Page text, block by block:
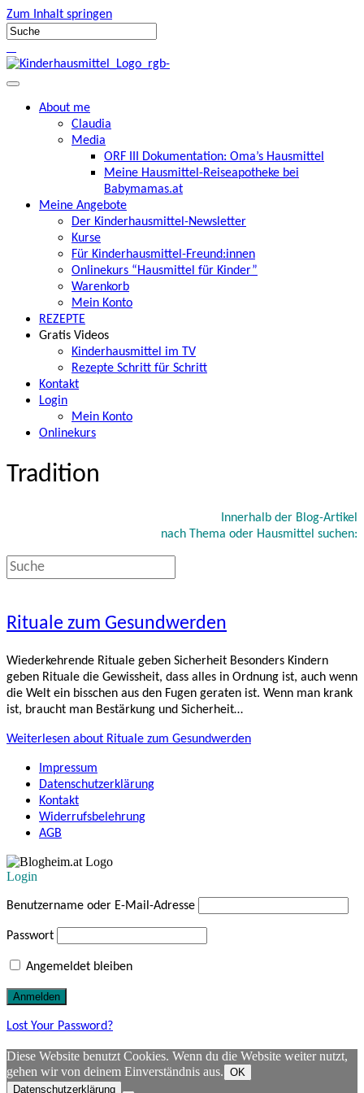
Zum Inhalt springen
About me
Claudia
Media
ORF III Dokumentation: Oma’s Hausmittel
Meine Hausmittel-Reiseapotheke bei
Babymamas.at
Meine Angebote
Der Kinderhausmittel-Newsletter
Kurse
Für Kinderhausmittel-Freund:innen
Onlinekurs “Hausmittel für Kinder”
Warenkorb
Mein Konto
REZEPTE
Gratis Videos
Kinderhausmittel im TV
Rezepte Schritt für Schritt
Kontakt
Login
Mein Konto
Onlinekurs
Tradition
Innerhalb der Blog-Artikel
nach Thema oder Hausmittel suchen:
Rituale zum Gesundwerden
Wiederkehrende Rituale geben Sicherheit Besonders Kindern
geben Rituale die Gewissheit, dass alles in Ordnung ist, auch wenn
die Welt ein bisschen aus den Fugen geraten ist. Wenn man krank
ist, braucht man Bestärkung und Sicherheit…
Weiterlesen about Rituale zum Gesundwerden
Impressum
Datenschutzerklärung
Kontakt
Widerrufsbelehrung
AGB
Login
Benutzername oder E-Mail-Adresse
Passwort
Angemeldet bleiben
Lost Your Password?
Diese Website benutzt Cookies. Wenn du die Website weiter nutzt,
gehen wir von deinem Einverständnis aus. OK
Datenschutzerklärung